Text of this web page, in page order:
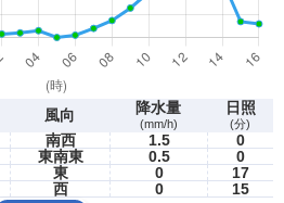
風向 降水量
(mm/h)
日照
(分)
南西 1.5
0
東南東 0.5
0
東 0
17
西 0 15